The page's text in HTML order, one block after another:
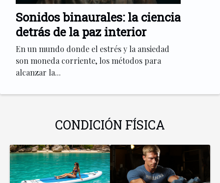
Sonidos binaurales: la ciencia
detrás de la paz interior
En un mundo donde el estrés y la ansiedad
son moneda corriente, los métodos para
alcanzar la...
CONDICIÓN FÍSICA